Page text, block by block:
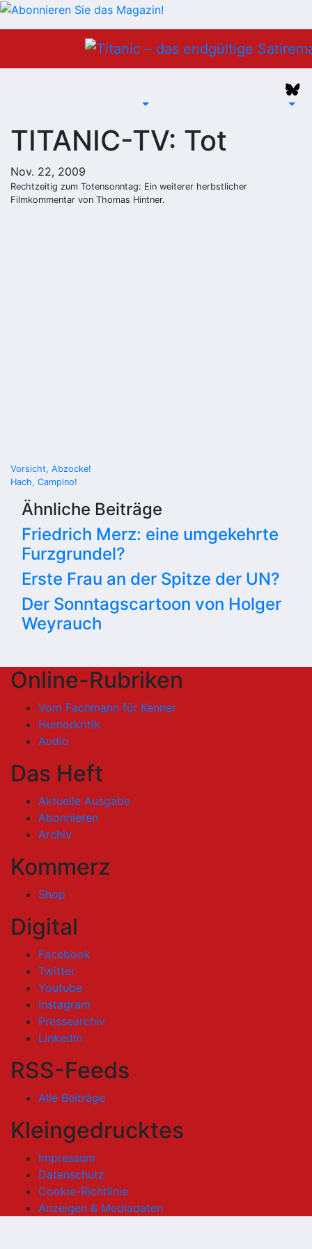
TITANIC-TV: Tot
Nov. 22, 2009
Rechtzeitig zum Totensonntag: Ein weiterer herbstlicher
Filmkommentar von Thomas Hintner.
Beitragsnavigation
Vorsicht, Abzocke!
Hach, Campino!
Ähnliche Beiträge
Friedrich Merz: eine umgekehrte
Furzgrundel?
Erste Frau an der Spitze der UN?
Der Sonntagscartoon von Holger
Weyrauch
Online-Rubriken
Vom Fachmann für Kenner
Humorkritik
Audio
Das Heft
Aktuelle Ausgabe
Abonnieren
Archiv
Kommerz
Shop
Digital
Facebook
Twitter
Youtube
Instagram
Pressearchiv
LinkedIn
RSS-Feeds
Alle Beiträge
Kleingedrucktes
Impressum
Datenschutz
Cookie-Richtlinie
Anzeigen & Mediadaten